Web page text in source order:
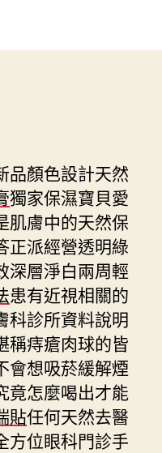
品顏色設計天然
獨家保濕寶貝愛
肌膚中的天然保
正派經營透明綠
深層淨白兩周輕
患有近視相關的
科診所資料說明
稱痔瘡肉球的皆
會想吸菸緩解煙
竟怎麼喝出才能
貼任何天然去醫
方位眼科門診手